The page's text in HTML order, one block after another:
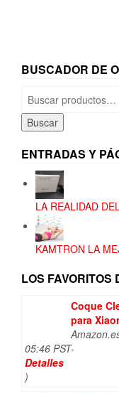
BUSCADOR DE
por:
Buscar
ENTRADAS Y
LA REALIDAD
KAMTRON LA
LOS FAVORITOS
Coque
para
05:46 PST-
Detalles
)